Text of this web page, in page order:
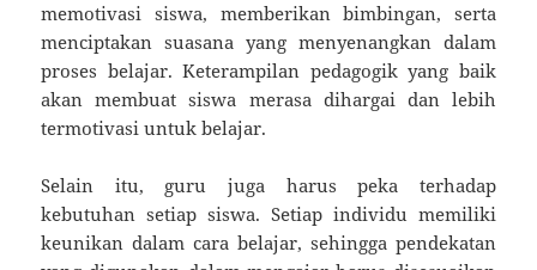
memotivasi siswa, memberikan bimbingan, serta
menciptakan suasana yang menyenangkan dalam
proses belajar. Keterampilan pedagogik yang baik
akan membuat siswa merasa dihargai dan lebih
termotivasi untuk belajar.
Selain itu, guru juga harus peka terhadap
kebutuhan setiap siswa. Setiap individu memiliki
keunikan dalam cara belajar, sehingga pendekatan